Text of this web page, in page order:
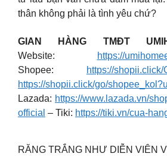
thân không phải là tình yêu chứ?
GIAN HÀNG TMĐT
Website:
https://
Shopee:
https://shopii.click/
https://shopii.click/go/
Lazada: https://www.lazada.vn/
official – Tiki: https://tiki.vn/cua-
RĂNG TRẮNG NHƯ DIỄN VIÊN